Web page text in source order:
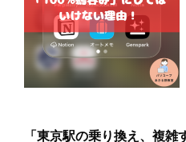
「東京駅の乗り換え、複